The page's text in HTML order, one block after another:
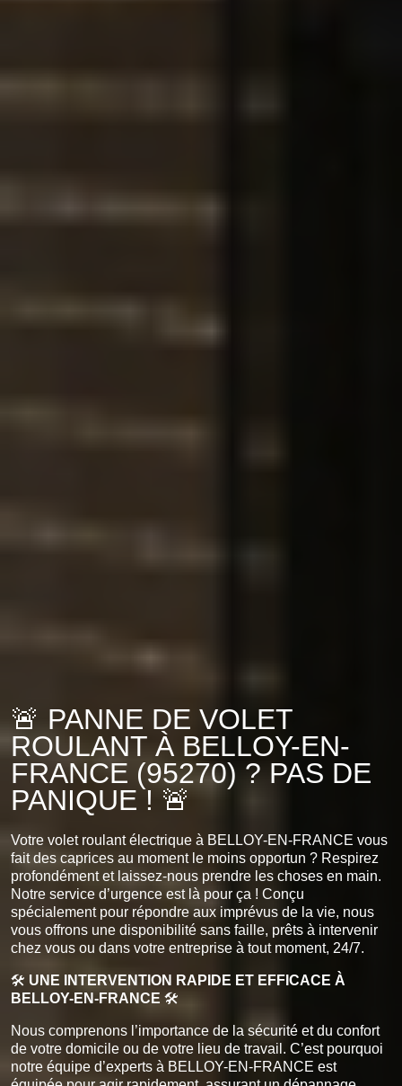
🚨 PANNE DE VOLET
ROULANT À BELLOY-EN-
FRANCE (95270) ? PAS DE
PANIQUE ! 🚨
Votre volet roulant électrique à BELLOY-EN-FRANCE vous
fait des caprices au moment le moins opportun ? Respirez
profondément et laissez-nous prendre les choses en main.
Notre service d’urgence est là pour ça ! Conçu
spécialement pour répondre aux imprévus de la vie, nous
vous offrons une disponibilité sans faille, prêts à intervenir
chez vous ou dans votre entreprise à tout moment, 24/7.
🛠️ UNE INTERVENTION RAPIDE ET EFFICACE À
BELLOY-EN-FRANCE 🛠️
Nous comprenons l’importance de la sécurité et du confort
de votre domicile ou de votre lieu de travail. C’est pourquoi
notre équipe d’experts à BELLOY-EN-FRANCE est